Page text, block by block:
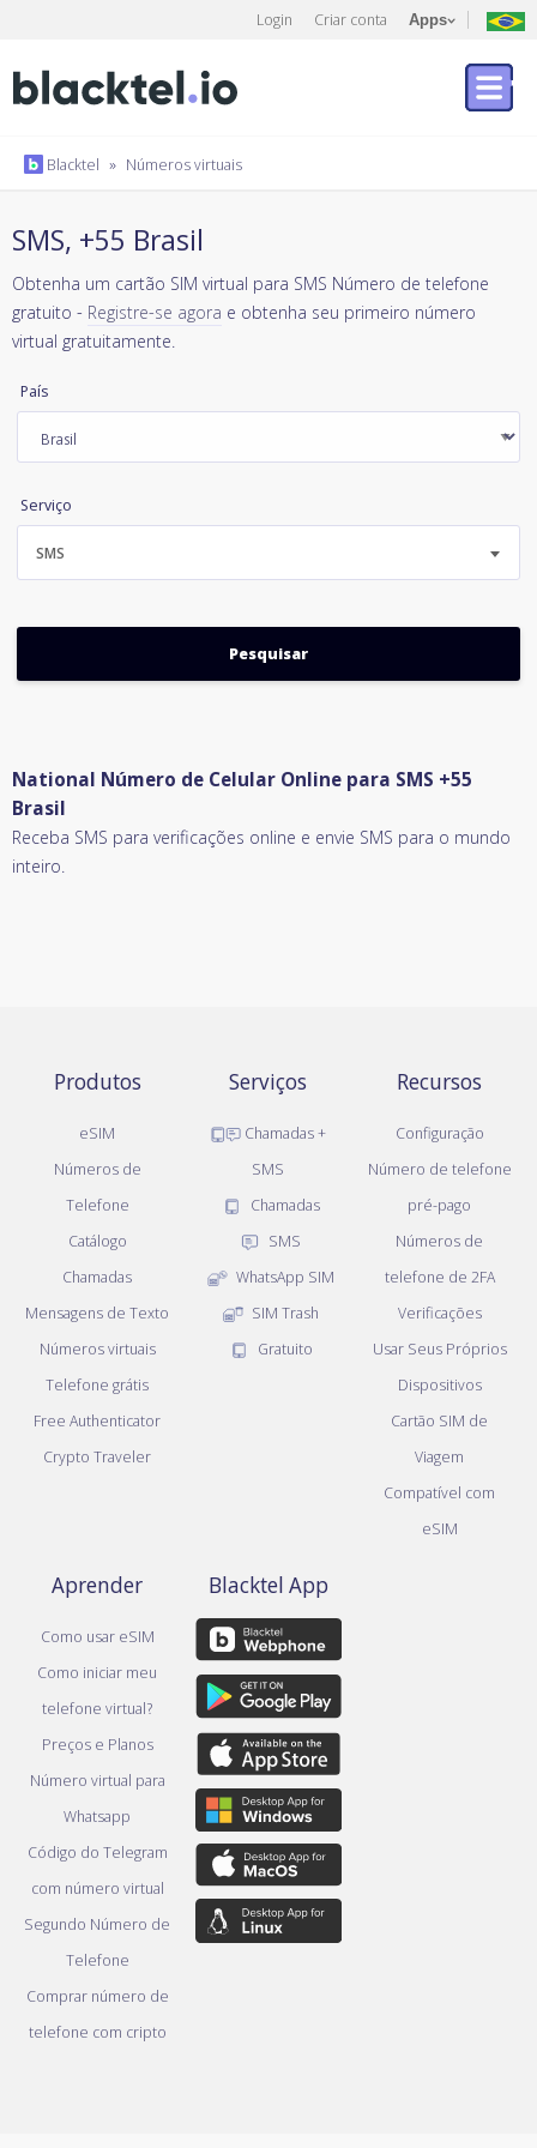
Login Criar conta Apps
Blacktel » Números virtuais
SMS, +55 Brasil
Obtenha um cartão SIM virtual para SMS Número de telefone
gratuito - Registre-se agora e obtenha seu primeiro número
virtual gratuitamente.
País
Serviço
SMS
National Número de Celular Online para SMS +55
Brasil
Receba SMS para verificações online e envie SMS para o mundo
inteiro.
Produtos
eSIM
Números de
Telefone
Catálogo
Chamadas
Mensagens de Texto
Números virtuais
Telefone grátis
Free Authenticator
Crypto Traveler
Serviços
Chamadas +
SMS
Chamadas
SMS
WhatsApp SIM
SIM Trash
Gratuito
Recursos
Configuração
Número de telefone
pré-pago
Números de
telefone de 2FA
Verificações
Usar Seus Próprios
Dispositivos
Cartão SIM de
Viagem
Compatível com
eSIM
Aprender
Como usar eSIM
Como iniciar meu
telefone virtual?
Preços e Planos
Número virtual para
Whatsapp
Código do Telegram
com número virtual
Segundo Número de
Telefone
Comprar número de
telefone com cripto
Blacktel App